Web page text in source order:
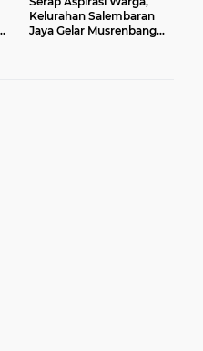
Kelurahan Salembaran
Jaya Gelar Musrenbang